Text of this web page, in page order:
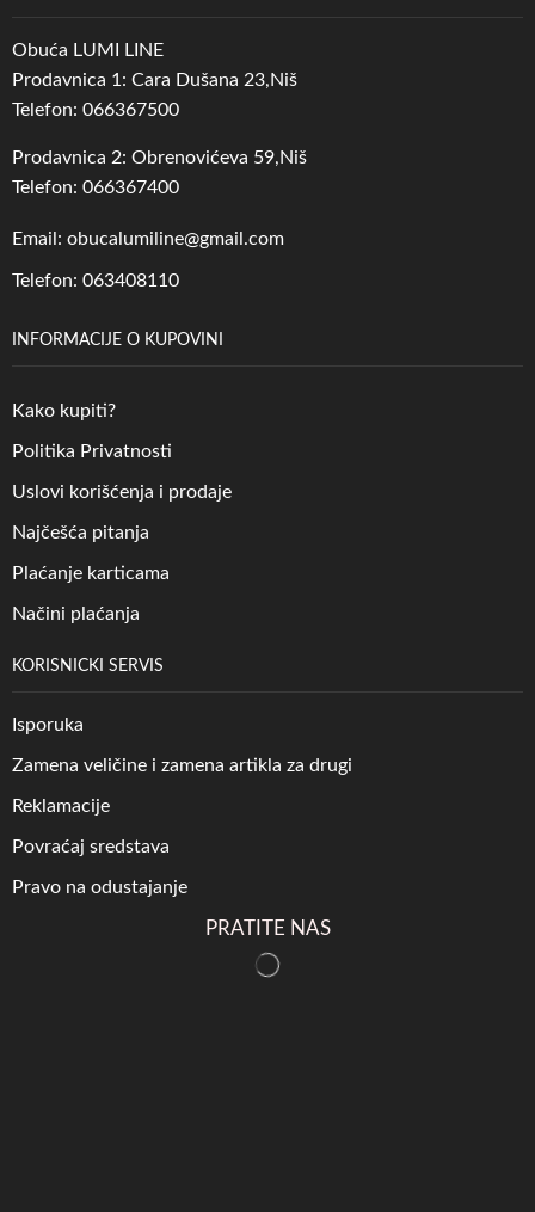
Obuća LUMI LINE
Prodavnica 1: Cara Dušana 23,Niš
Telefon: 066367500
Prodavnica 2: Obrenovićeva 59,Niš
Telefon: 066367400
Email: obucalumiline@gmail.com
Telefon: 063408110
INFORMACIJE O KUPOVINI
Kako kupiti?
Politika Privatnosti
Uslovi korišćenja i prodaje
Najčešća pitanja
Plaćanje karticama
Načini plaćanja
KORISNICKI SERVIS
Isporuka
Zamena veličine i zamena artikla za drugi
Reklamacije
Povraćaj sredstava
Pravo na odustajanje
PRATITE NAS